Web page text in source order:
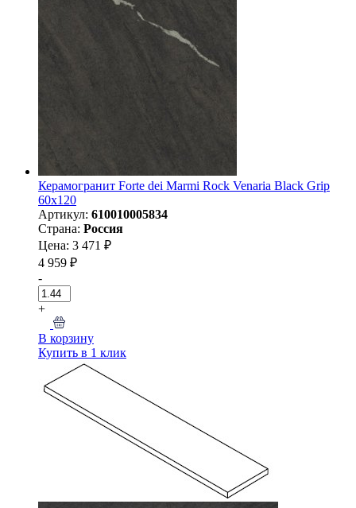
Керамогранит Forte dei Marmi Rock Venaria Black Grip
60x120
Артикул: 610010005834
Страна: Россия
Цена: 3 471 ₽
4 959 ₽
-
+
В корзину
Купить в 1 клик